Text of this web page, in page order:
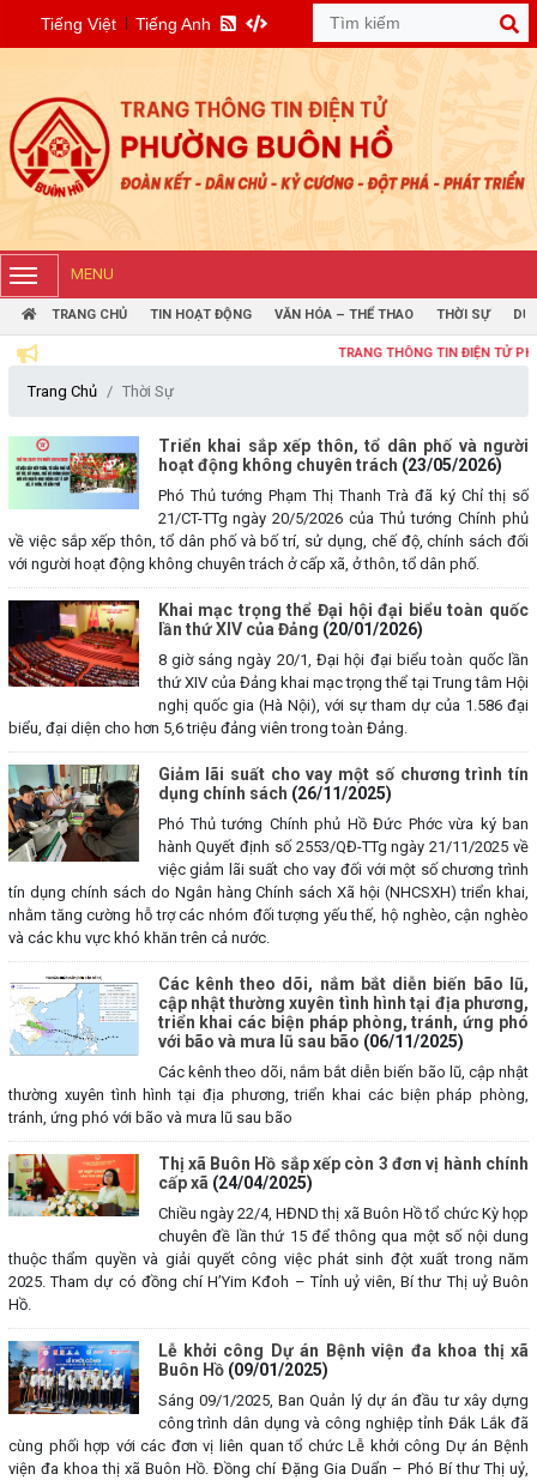
Tiếng Việt Tiếng Anh
MENU
TRANG CHỦ TIN HOẠT ĐỘNG VĂN HÓA – THỂ THAO THỜI SỰ DỰ
TRANG THÔNG TIN ĐIỆN TỬ PHƯỜNG
Trang Chủ Thời Sự
Triển khai sắp xếp thôn, tổ dân phố và người
hoạt động không chuyên trách (23/05/2026)
Phó Thủ tướng Phạm Thị Thanh Trà đã ký Chỉ thị số
21/CT-TTg ngày 20/5/2026 của Thủ tướng Chính phủ
về việc sắp xếp thôn, tổ dân phố và bố trí, sử dụng, chế độ, chính sách đối
với người hoạt động không chuyên trách ở cấp xã, ở thôn, tổ dân phố.
Khai mạc trọng thể Đại hội đại biểu toàn quốc
lần thứ XIV của Đảng (20/01/2026)
8 giờ sáng ngày 20/1, Đại hội đại biểu toàn quốc lần
thứ XIV của Đảng khai mạc trọng thể tại Trung tâm Hội
nghị quốc gia (Hà Nội), với sự tham dự của 1.586 đại
biểu, đại diện cho hơn 5,6 triệu đảng viên trong toàn Đảng.
Giảm lãi suất cho vay một số chương trình tín
dụng chính sách (26/11/2025)
Phó Thủ tướng Chính phủ Hồ Đức Phớc vừa ký ban
hành Quyết định số 2553/QĐ-TTg ngày 21/11/2025 về
việc giảm lãi suất cho vay đối với một số chương trình
tín dụng chính sách do Ngân hàng Chính sách Xã hội (NHCSXH) triển khai,
nhằm tăng cường hỗ trợ các nhóm đối tượng yếu thế, hộ nghèo, cận nghèo
và các khu vực khó khăn trên cả nước.
Các kênh theo dõi, nắm bắt diễn biến bão lũ,
cập nhật thường xuyên tình hình tại địa phương,
triển khai các biện pháp phòng, tránh, ứng phó
với bão và mưa lũ sau bão (06/11/2025)
Các kênh theo dõi, nắm bắt diễn biến bão lũ, cập nhật
thường xuyên tình hình tại địa phương, triển khai các biện pháp phòng,
tránh, ứng phó với bão và mưa lũ sau bão
Thị xã Buôn Hồ sắp xếp còn 3 đơn vị hành chính
cấp xã (24/04/2025)
Chiều ngày 22/4, HĐND thị xã Buôn Hồ tổ chức Kỳ họp
chuyên đề lần thứ 15 để thông qua một số nội dung
thuộc thẩm quyền và giải quyết công việc phát sinh đột xuất trong năm
2025. Tham dự có đồng chí H’Yim Kđoh – Tỉnh uỷ viên, Bí thư Thị uỷ Buôn
Hồ.
Lễ khởi công Dự án Bệnh viện đa khoa thị xã
Buôn Hồ (09/01/2025)
Sáng 09/1/2025, Ban Quản lý dự án đầu tư xây dựng
công trình dân dụng và công nghiệp tỉnh Đắk Lắk đã
cùng phối hợp với các đơn vị liên quan tổ chức Lễ khởi công Dự án Bệnh
viện đa khoa thị xã Buôn Hồ. Đồng chí Đặng Gia Duẩn – Phó Bí thư Thị uỷ,